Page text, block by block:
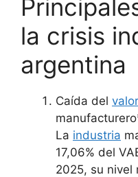
la crisis
argentina
Caída del
La industria
17,06% del
2025, su nivel